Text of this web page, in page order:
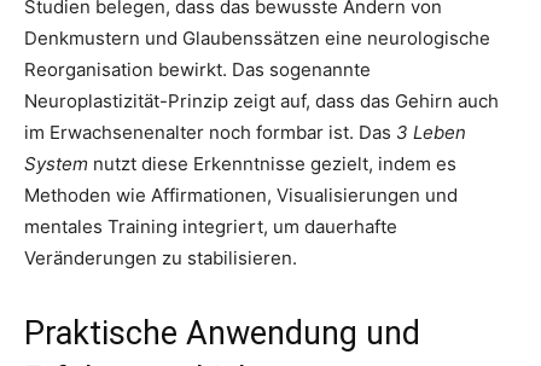
Studien belegen, dass das bewusste Ändern von
Denkmustern und Glaubenssätzen eine neurologische
Reorganisation bewirkt. Das sogenannte
Neuroplastizität-Prinzip zeigt auf, dass das Gehirn auch
im Erwachsenenalter noch formbar ist. Das 3 Leben
System nutzt diese Erkenntnisse gezielt, indem es
Methoden wie Affirmationen, Visualisierungen und
mentales Training integriert, um dauerhafte
Veränderungen zu stabilisieren.
Praktische Anwendung und